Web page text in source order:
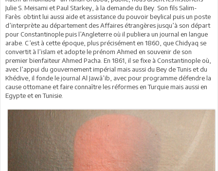
Julie S. Meisami et Paul Starkey, à la demande du Bey. Son fils Salim-
Farès obtint lui aussi aide et assistance du pouvoir beylical puis un poste
d’interprète au département des Affaires étrangères jusqu’à son départ
pour Constantinople puis l’Angleterre où il publiera un journal en langue
arabe. C’est à cette époque, plus précisément en 1860, que Chidyaq se
convertit à l’islam et adopte le prénom Ahmed en souvenir de son
premier bienfaiteur Ahmed Pacha. En 1861, il se fixe à Constantinople où,
avec l’appui du gouvernement impérial mais aussi du Bey de Tunis et du
Khédive, il fonde le journal Al Jawâ’ib, avec pour programme défendre la
cause ottomane et faire connaître les réformes en Turquie mais aussi en
Egypte et en Tunisie.